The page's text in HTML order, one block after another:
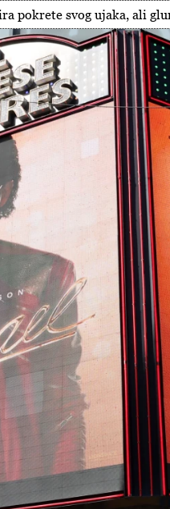
pokrete svog ujaka, ali